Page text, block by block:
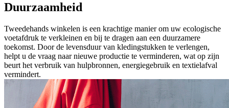
Duurzaamheid
Tweedehands winkelen is een krachtige manier om uw ecologische
voetafdruk te verkleinen en bij te dragen aan een duurzamere
toekomst. Door de levensduur van kledingstukken te verlengen,
helpt u de vraag naar nieuwe productie te verminderen, wat op zijn
beurt het verbruik van hulpbronnen, energiegebruik en textielafval
vermindert.